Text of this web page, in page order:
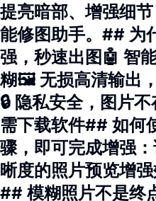
提亮暗部、增强细
能修图助手。## 为
强，秒速出图🤖 智
糊🖼️ 无损高清输出
🔒 隐私安全，图片
需下载软件## 如何
骤，即可完成增强
晰度的照片预览增
## 模糊照片不是终